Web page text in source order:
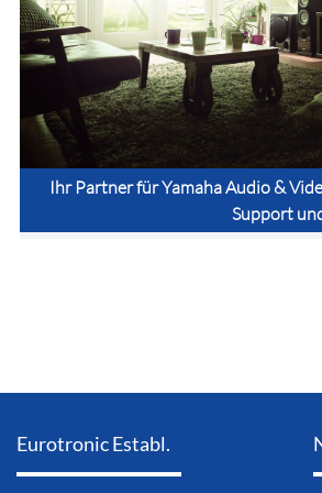
Ihr Partner für Yamaha Audio &
Support
Eurotronic Establ.